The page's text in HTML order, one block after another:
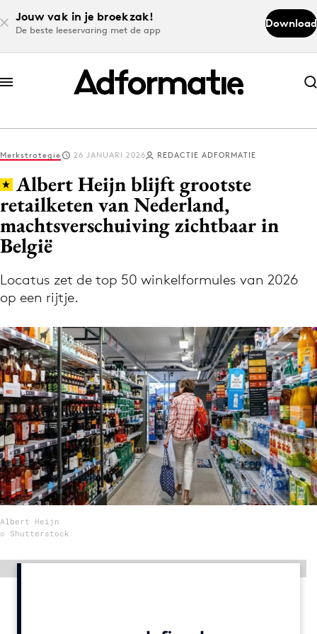
Jouw vak in je broekzak!
De beste leeservaring met de app
Download
Abonneer nu
Abonneer nu
Log in
Download de app
Volg het laatste nieuws via de Adformatie
Menu
Home
9 sept: GenAI-training
12 nov: MarketingLive!
Adverteren
Events
Opleidingen
Vacatures
Merkstrategie 26 JANUARI 2026 REDACTIE ADFORMATIE
Albert Heijn blijft grootste
retailketen van Nederland,
machtsverschuiving zichtbaar in
België
Locatus zet de top 50 winkelformules van 2026
op een rijtje.
Albert Heijn
© Shutterstock